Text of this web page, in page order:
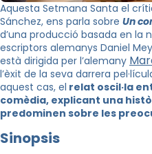
Aquesta Setmana Santa el
Sánchez, ens parla sobre Un
d’una producció basada en la
escriptors alemanys Daniel
està dirigida per l’alemany
l’èxit de la seva darrera
aquest cas, el relat oscil·la
comèdia, explicant una
predominen sobre les
Sinopsis